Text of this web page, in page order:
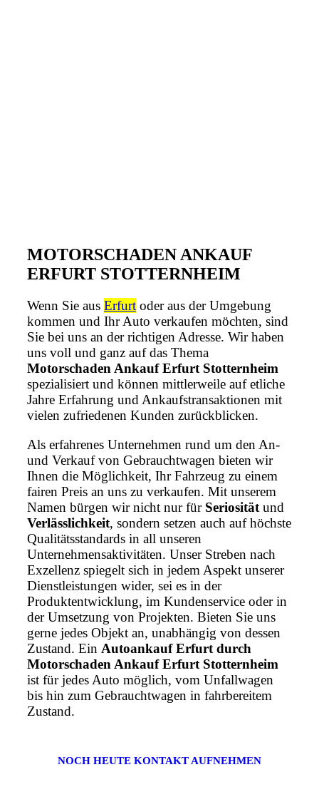
MOTORSCHADEN ANKAUF
ERFURT STOTTERNHEIM
Wenn Sie aus Erfurt oder aus der Umgebung
kommen und Ihr Auto verkaufen möchten, sind
Sie bei uns an der richtigen Adresse. Wir haben
uns voll und ganz auf das Thema
Motorschaden Ankauf Erfurt Stotternheim
spezialisiert und können mittlerweile auf etliche
Jahre Erfahrung und Ankaufstransaktionen mit
vielen zufriedenen Kunden zurückblicken.
Als erfahrenes Unternehmen rund um den An-
und Verkauf von Gebrauchtwagen bieten wir
Ihnen die Möglichkeit, Ihr Fahrzeug zu einem
fairen Preis an uns zu verkaufen. Mit unserem
Namen bürgen wir nicht nur für Seriosität und
Verlässlichkeit, sondern setzen auch auf höchste
Qualitätsstandards in all unseren
Unternehmensaktivitäten. Unser Streben nach
Exzellenz spiegelt sich in jedem Aspekt unserer
Dienstleistungen wider, sei es in der
Produktentwicklung, im Kundenservice oder in
der Umsetzung von Projekten. Bieten Sie uns
gerne jedes Objekt an, unabhängig von dessen
Zustand. Ein Autoankauf Erfurt durch
Motorschaden Ankauf Erfurt Stotternheim
ist für jedes Auto möglich, vom Unfallwagen
bis hin zum Gebrauchtwagen in fahrbereitem
Zustand.
NOCH HEUTE KONTAKT AUFNEHMEN